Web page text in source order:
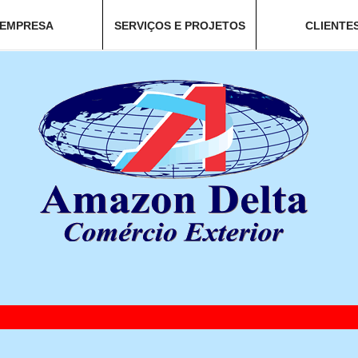
SERVIÇOS E PROJETOS